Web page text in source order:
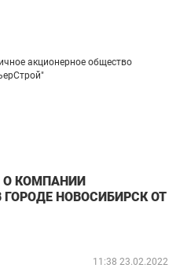
акционерное общество
О КОМПАНИИ
НОВОСИБИРСК ОТ
11:38 23.02.2022